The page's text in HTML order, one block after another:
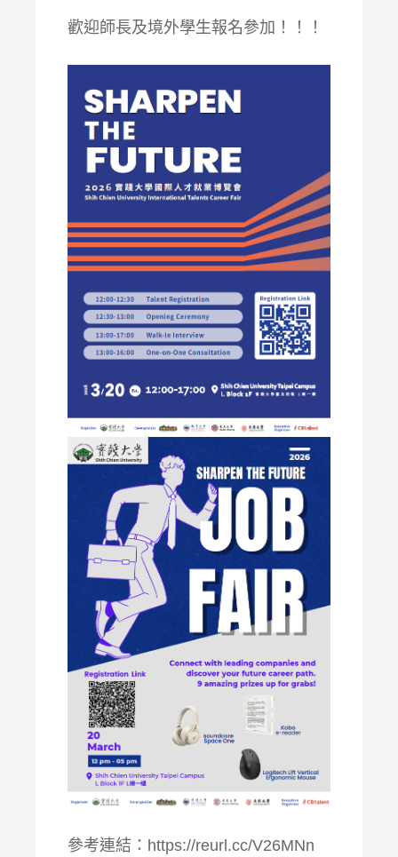
歡迎師長及境外學生報名參加！！！
參考連結： https://reurl.cc/V26MNn